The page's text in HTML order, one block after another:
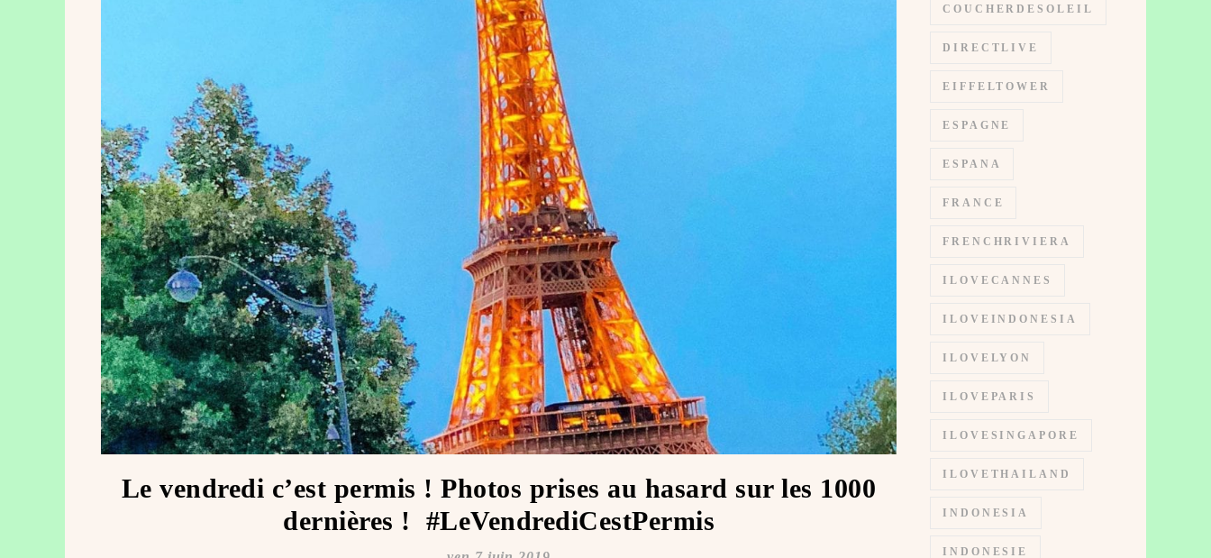
Le vendredi c’est permis ! Photos prises au hasard sur les 1000
dernières ! ️ #LeVendrediCestPermis
COUCHERDESOLEIL
DIRECTLIVE
EIFFELTOWER
ESPAGNE
ESPANA
FRANCE
FRENCHRIVIERA
ILOVECANNES
ILOVEINDONESIA
ILOVELYON
ILOVEPARIS
ILOVESINGAPORE
ILOVETHAILAND
INDONESIA
INDONESIE